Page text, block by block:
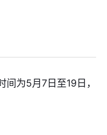
为5月7日至19日，